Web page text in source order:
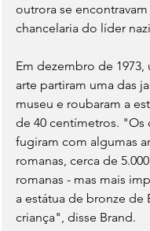
outrora se
chancelaria do líder
Em dezembro de 1973,
arte partiram uma das
museu e roubaram a
de 40 centímetros. "Os
fugiram com algumas
romanas, cerca de
romanas - mas mais
a estátua de bronze de
criança", disse Brand.